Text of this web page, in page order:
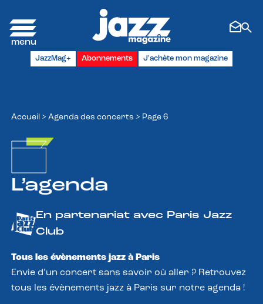
JazzMag+ Abonnements J'achète mon magazine
Accueil > Agenda des concerts > Page 6
L’agenda
En partenariat avec Paris Jazz
Club
Tous les évènements jazz à Paris
Envie d’un concert sans savoir où aller ? Retrouvez
tous les évènements jazz à Paris sur notre agenda !